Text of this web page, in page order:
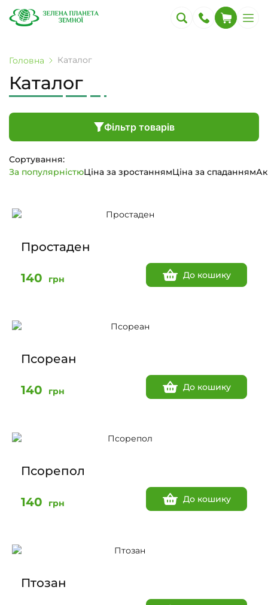
Головна Каталог
Каталог
Фільтр товарів
Сортування:
За популярністюЦіна за зростаннямЦіна за спаданням
Простаден
140 грн До кошику
Псореан
140 грн До кошику
Псорепол
140 грн До кошику
Птозан